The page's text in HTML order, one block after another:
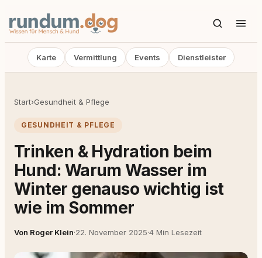
Karte Vermittlung Events Dienstleister
Start›Gesundheit & Pflege
GESUNDHEIT & PFLEGE
Trinken & Hydration beim
Hund: Warum Wasser im
Winter genauso wichtig ist
wie im Sommer
Von Roger Klein·22. November 2025·4 Min Lesezeit